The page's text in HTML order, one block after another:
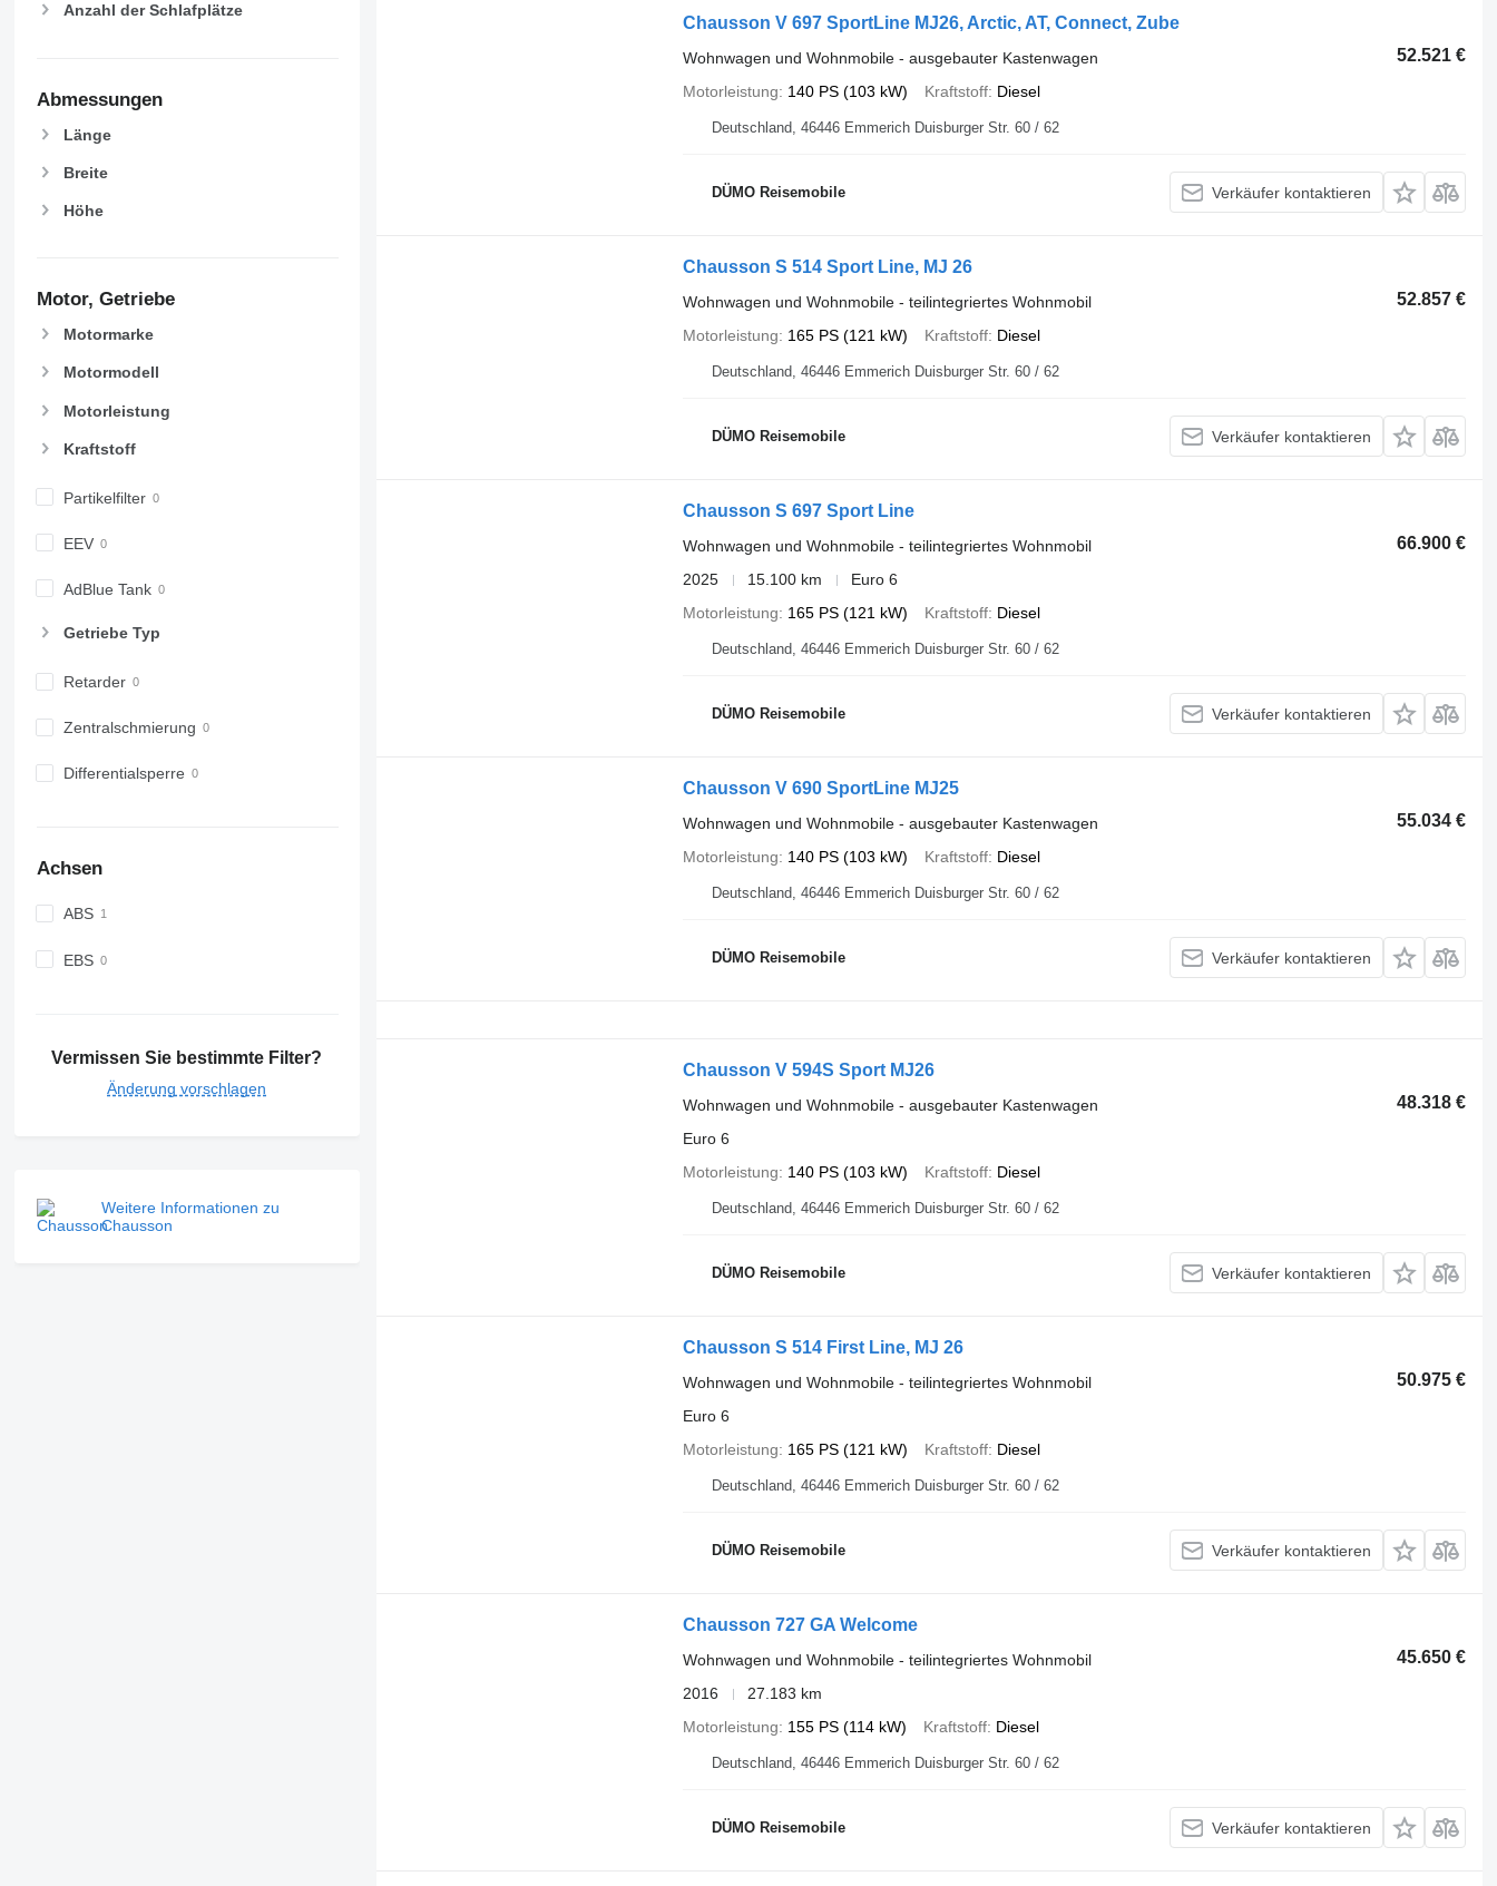
Anzahl der Schlafplätze
Abmessungen
Länge
Breite
Höhe
Motor, Getriebe
Motormarke
Motormodell
Motorleistung
Kraftstoff
Partikelfilter
EEV
AdBlue Tank
Getriebe Typ
Retarder
Zentralschmierung
Differentialsperre
Achsen
ABS
EBS
Vermissen Sie bestimmte Filter?
Änderung vorschlagen
Weitere Informationen zu
Chausson
Chausson V 697 SportLine MJ26, Arctic, AT, Connect, Zube
52.521 €
Wohnwagen und Wohnmobile - ausgebauter Kastenwagen
Motorleistung
140 PS (103 kW) Kraftstoff Diesel
Deutschland, 46446 Emmerich Duisburger Str. 60 / 62
DÜMO Reisemobile Verkäufer kontaktieren
Chausson S 514 Sport Line, MJ 26
52.857 €
Wohnwagen und Wohnmobile - teilintegriertes Wohnmobil
Motorleistung
165 PS (121 kW) Kraftstoff Diesel
Deutschland, 46446 Emmerich Duisburger Str. 60 / 62
DÜMO Reisemobile Verkäufer kontaktieren
Chausson S 697 Sport Line
66.900 €
Wohnwagen und Wohnmobile - teilintegriertes Wohnmobil
2025
15.100 km
Euro 6
Motorleistung
165 PS (121 kW) Kraftstoff Diesel
Deutschland, 46446 Emmerich Duisburger Str. 60 / 62
DÜMO Reisemobile Verkäufer kontaktieren
Chausson V 690 SportLine MJ25
55.034 €
Wohnwagen und Wohnmobile - ausgebauter Kastenwagen
Motorleistung
140 PS (103 kW) Kraftstoff Diesel
Deutschland, 46446 Emmerich Duisburger Str. 60 / 62
DÜMO Reisemobile Verkäufer kontaktieren
Chausson V 594S Sport MJ26
48.318 €
Wohnwagen und Wohnmobile - ausgebauter Kastenwagen
Euro 6
Motorleistung
140 PS (103 kW) Kraftstoff Diesel
Deutschland, 46446 Emmerich Duisburger Str. 60 / 62
DÜMO Reisemobile Verkäufer kontaktieren
Chausson S 514 First Line, MJ 26
50.975 €
Wohnwagen und Wohnmobile - teilintegriertes Wohnmobil
Euro 6
Motorleistung
165 PS (121 kW) Kraftstoff Diesel
Deutschland, 46446 Emmerich Duisburger Str. 60 / 62
DÜMO Reisemobile Verkäufer kontaktieren
Chausson 727 GA Welcome
45.650 €
Wohnwagen und Wohnmobile - teilintegriertes Wohnmobil
2016
27.183 km
Motorleistung
155 PS (114 kW) Kraftstoff Diesel
Deutschland, 46446 Emmerich Duisburger Str. 60 / 62
DÜMO Reisemobile Verkäufer kontaktieren